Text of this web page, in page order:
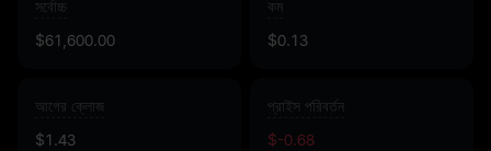
সর্বোচ্চ
$61,600.00
কম
$0.13
আগের ক্লোজ
$1.43
প্রাইস পরিবর্তন
$-0.68